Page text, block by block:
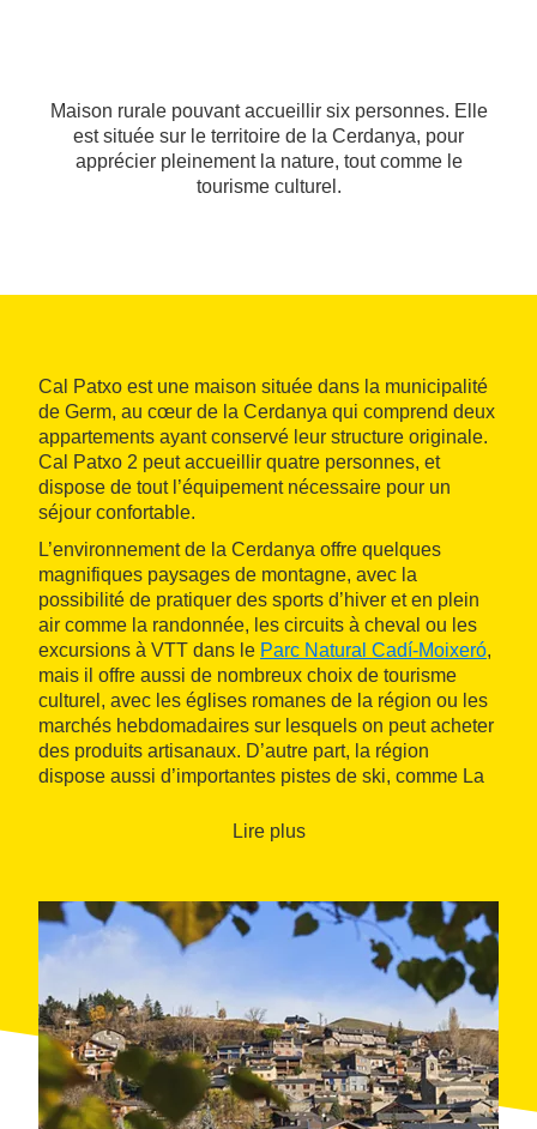
Maison rurale pouvant accueillir six personnes. Elle
est située sur le territoire de la Cerdanya, pour
apprécier pleinement la nature, tout comme le
tourisme culturel.
Cal Patxo est une maison située dans la municipalité
de Germ, au cœur de la Cerdanya qui comprend deux
appartements ayant conservé leur structure originale.
Cal Patxo 2 peut accueillir quatre personnes, et
dispose de tout l’équipement nécessaire pour un
séjour confortable.
L’environnement de la Cerdanya offre quelques
magnifiques paysages de montagne, avec la
possibilité de pratiquer des sports d’hiver et en plein
air comme la randonnée, les circuits à cheval ou les
excursions à VTT dans le Parc Natural Cadí-Moixeró,
mais il offre aussi de nombreux choix de tourisme
culturel, avec les églises romanes de la région ou les
marchés hebdomadaires sur lesquels on peut acheter
des produits artisanaux. D’autre part, la région
dispose aussi d’importantes pistes de ski, comme La
Lire plus